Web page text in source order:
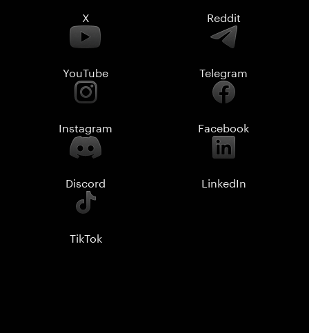
X Reddit
YouTube Telegram
Instagram Facebook
Discord LinkedIn
TikTok